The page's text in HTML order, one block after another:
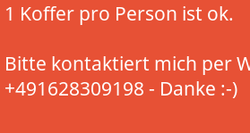
1 Koffer pro Person ist ok.
Bitte kontaktiert mich per
+491628309198 - Danke :-)